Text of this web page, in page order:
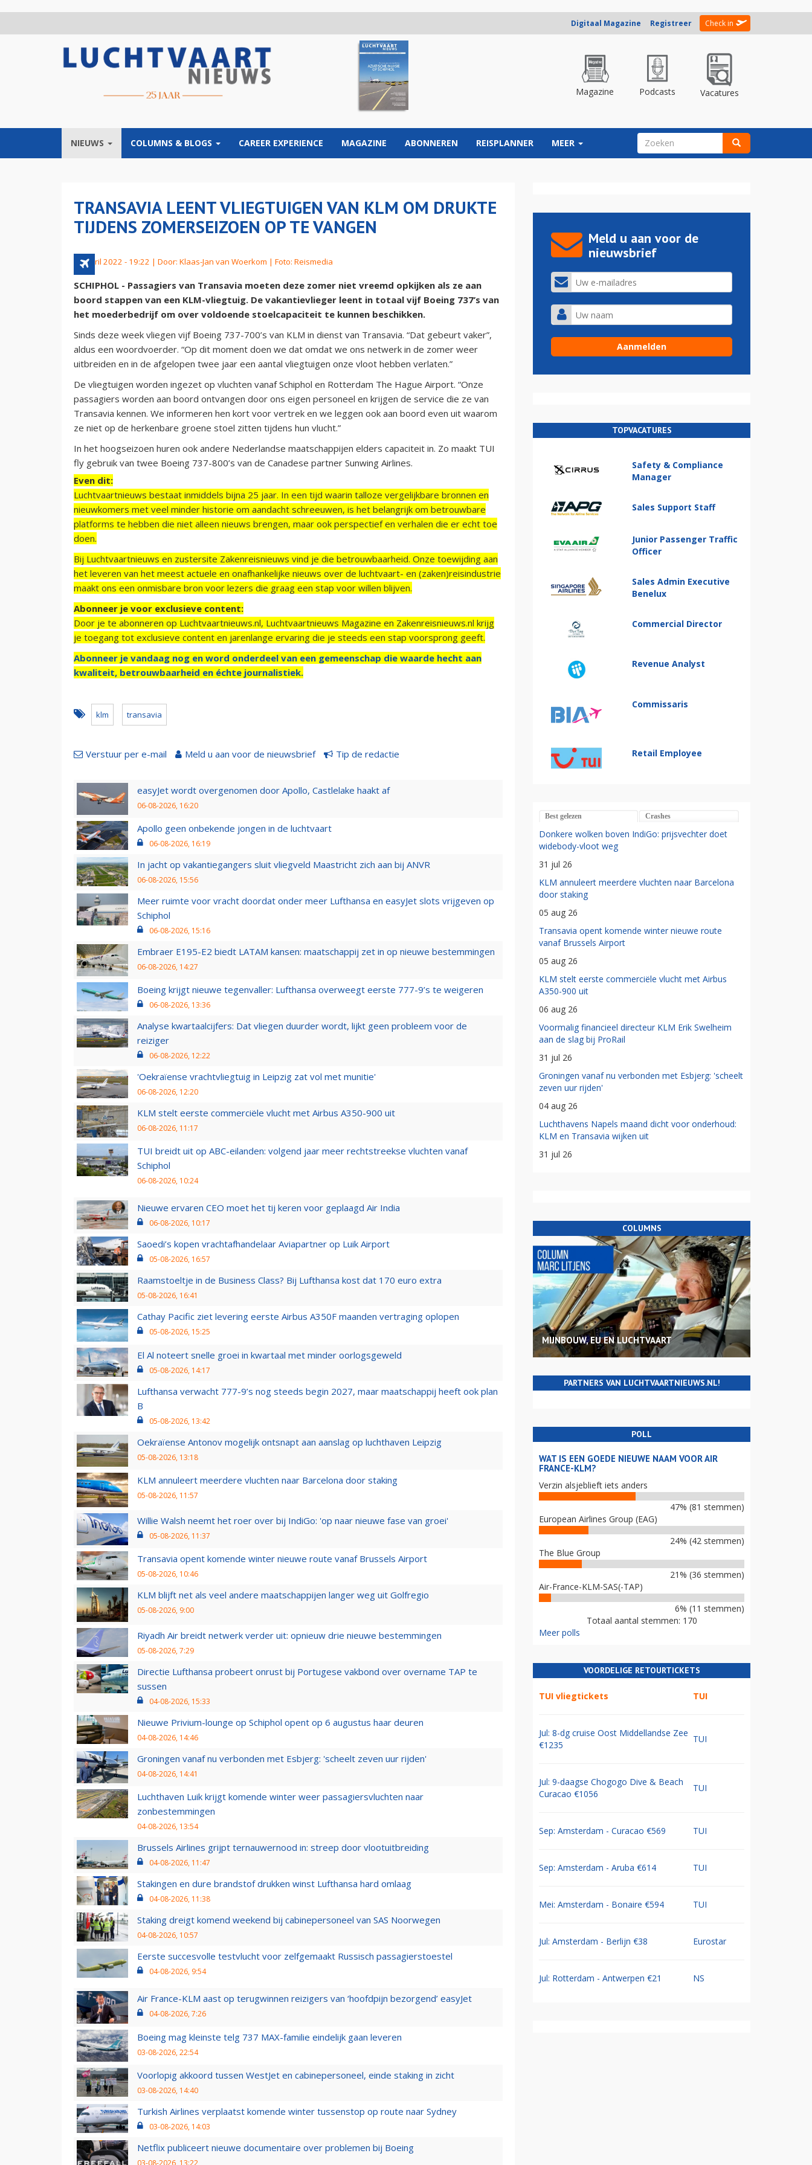
Digitaal Magazine Registreer Check in
Magazine Podcasts Vacatures
NIEUWS COLUMNS & BLOGS CAREER EXPERIENCE MAGAZINE ABONNEREN REISPLANNER MEER ZOEKVELD
TRANSAVIA LEENT VLIEGTUIGEN VAN KLM OM DRUKTE
TIJDENS ZOMERSEIZOEN OP TE VANGEN
21 april 2022 - 19:22 | Door: Klaas-Jan van Woerkom | Foto: Reismedia
SCHIPHOL - Passagiers van Transavia moeten deze zomer niet vreemd opkijken als ze aan
boord stappen van een KLM-vliegtuig. De vakantievlieger leent in totaal vijf Boeing 737’s van
het moederbedrijf om over voldoende stoelcapaciteit te kunnen beschikken.
Sinds deze week vliegen vijf Boeing 737-700’s van KLM in dienst van Transavia. “Dat gebeurt vaker”,
aldus een woordvoerder. “Op dit moment doen we dat omdat we ons netwerk in de zomer weer
uitbreiden en in de afgelopen twee jaar een aantal vliegtuigen onze vloot hebben verlaten.”
De vliegtuigen worden ingezet op vluchten vanaf Schiphol en Rotterdam The Hague Airport. “Onze
passagiers worden aan boord ontvangen door ons eigen personeel en krijgen de service die ze van
Transavia kennen. We informeren hen kort voor vertrek en we leggen ook aan boord even uit waarom
ze niet op de herkenbare groene stoel zitten tijdens hun vlucht.”
In het hoogseizoen huren ook andere Nederlandse maatschappijen elders capaciteit in. Zo maakt TUI
fly gebruik van twee Boeing 737-800’s van de Canadese partner Sunwing Airlines.
Even dit:
Luchtvaartnieuws bestaat inmiddels bijna 25 jaar. In een tijd waarin talloze vergelijkbare bronnen en
nieuwkomers met veel minder historie om aandacht schreeuwen, is het belangrijk om betrouwbare
platforms te hebben die niet alleen nieuws brengen, maar ook perspectief en verhalen die er echt toe
doen.
Bij Luchtvaartnieuws en zustersite Zakenreisnieuws vind je die betrouwbaarheid. Onze toewijding aan
het leveren van het meest actuele en onafhankelijke nieuws over de luchtvaart- en (zaken)reisindustrie
maakt ons een onmisbare bron voor lezers die graag een stap voor willen blijven.
Abonneer je voor exclusieve content:
Door je te abonneren op Luchtvaartnieuws.nl, Luchtvaartnieuws Magazine en Zakenreisnieuws.nl krijg
je toegang tot exclusieve content en jarenlange ervaring die je steeds een stap voorsprong geeft.
Abonneer je vandaag nog en word onderdeel van een gemeenschap die waarde hecht aan
kwaliteit, betrouwbaarheid en échte journalistiek.
klm transavia
Verstuur per e-mail Meld u aan voor de nieuwsbrief Tip de redactie
easyJet wordt overgenomen door Apollo, Castlelake haakt af
06-08-2026, 16:20
Apollo geen onbekende jongen in de luchtvaart
06-08-2026, 16:19
In jacht op vakantiegangers sluit vliegveld Maastricht zich aan bij ANVR
06-08-2026, 15:56
Meer ruimte voor vracht doordat onder meer Lufthansa en easyJet slots vrijgeven op
Schiphol
06-08-2026, 15:16
Embraer E195-E2 biedt LATAM kansen: maatschappij zet in op nieuwe bestemmingen
06-08-2026, 14:27
Boeing krijgt nieuwe tegenvaller: Lufthansa overweegt eerste 777-9’s te weigeren
06-08-2026, 13:36
Analyse kwartaalcijfers: Dat vliegen duurder wordt, lijkt geen probleem voor de
reiziger
06-08-2026, 12:22
'Oekraïense vrachtvliegtuig in Leipzig zat vol met munitie'
06-08-2026, 12:20
KLM stelt eerste commerciële vlucht met Airbus A350-900 uit
06-08-2026, 11:17
TUI breidt uit op ABC-eilanden: volgend jaar meer rechtstreekse vluchten vanaf
Schiphol
06-08-2026, 10:24
Nieuwe ervaren CEO moet het tij keren voor geplaagd Air India
06-08-2026, 10:17
Saoedi’s kopen vrachtafhandelaar Aviapartner op Luik Airport
05-08-2026, 16:57
Raamstoeltje in de Business Class? Bij Lufthansa kost dat 170 euro extra
05-08-2026, 16:41
Cathay Pacific ziet levering eerste Airbus A350F maanden vertraging oplopen
05-08-2026, 15:25
El Al noteert snelle groei in kwartaal met minder oorlogsgeweld
05-08-2026, 14:17
Lufthansa verwacht 777-9’s nog steeds begin 2027, maar maatschappij heeft ook plan
B
05-08-2026, 13:42
Oekraïense Antonov mogelijk ontsnapt aan aanslag op luchthaven Leipzig
05-08-2026, 13:18
KLM annuleert meerdere vluchten naar Barcelona door staking
05-08-2026, 11:57
Willie Walsh neemt het roer over bij IndiGo: 'op naar nieuwe fase van groei'
05-08-2026, 11:37
Transavia opent komende winter nieuwe route vanaf Brussels Airport
05-08-2026, 10:46
KLM blijft net als veel andere maatschappijen langer weg uit Golfregio
05-08-2026, 9:00
Riyadh Air breidt netwerk verder uit: opnieuw drie nieuwe bestemmingen
05-08-2026, 7:29
Directie Lufthansa probeert onrust bij Portugese vakbond over overname TAP te
sussen
04-08-2026, 15:33
Nieuwe Privium-lounge op Schiphol opent op 6 augustus haar deuren
04-08-2026, 14:46
Groningen vanaf nu verbonden met Esbjerg: 'scheelt zeven uur rijden'
04-08-2026, 14:41
Luchthaven Luik krijgt komende winter weer passagiersvluchten naar
zonbestemmingen
04-08-2026, 13:54
Brussels Airlines grijpt ternauwernood in: streep door vlootuitbreiding
04-08-2026, 11:47
Stakingen en dure brandstof drukken winst Lufthansa hard omlaag
04-08-2026, 11:38
Staking dreigt komend weekend bij cabinepersoneel van SAS Noorwegen
04-08-2026, 10:57
Eerste succesvolle testvlucht voor zelfgemaakt Russisch passagierstoestel
04-08-2026, 9:54
Air France-KLM aast op terugwinnen reizigers van ‘hoofdpijn bezorgend’ easyJet
04-08-2026, 7:26
Boeing mag kleinste telg 737 MAX-familie eindelijk gaan leveren
03-08-2026, 22:54
Voorlopig akkoord tussen WestJet en cabinepersoneel, einde staking in zicht
03-08-2026, 14:40
Turkish Airlines verplaatst komende winter tussenstop op route naar Sydney
03-08-2026, 14:03
Netflix publiceert nieuwe documentaire over problemen bij Boeing
Meld u aan voor de
nieuwsbrief
TOPVACATURES
Safety & Compliance
Manager
Sales Support Staff
Junior Passenger Traffic
Officer
Sales Admin Executive
Benelux
Commercial Director
Revenue Analyst
Commissaris
Retail Employee
Best gelezen Crashes
Donkere wolken boven IndiGo: prijsvechter doet
widebody-vloot weg
31 jul 26
KLM annuleert meerdere vluchten naar Barcelona
door staking
05 aug 26
Transavia opent komende winter nieuwe route
vanaf Brussels Airport
05 aug 26
KLM stelt eerste commerciële vlucht met Airbus
A350-900 uit
06 aug 26
Voormalig financieel directeur KLM Erik Swelheim
aan de slag bij ProRail
31 jul 26
Groningen vanaf nu verbonden met Esbjerg: 'scheelt
zeven uur rijden'
04 aug 26
Luchthavens Napels maand dicht voor onderhoud:
KLM en Transavia wijken uit
31 jul 26
COLUMNS
MIJNBOUW, EU EN LUCHTVAART
PARTNERS VAN LUCHTVAARTNIEUWS.NL!
POLL
WAT IS EEN GOEDE NIEUWE NAAM VOOR AIR
FRANCE-KLM?
Verzin alsjeblieft iets anders
47% (81 stemmen)
European Airlines Group (EAG)
24% (42 stemmen)
The Blue Group
21% (36 stemmen)
Air-France-KLM-SAS(-TAP)
6% (11 stemmen)
Totaal aantal stemmen: 170
Meer polls
VOORDELIGE RETOURTICKETS
TUI vliegtickets TUI
Jul: 8-dg cruise Oost Middellandse Zee
€1235
TUI
Jul: 9-daagse Chogogo Dive & Beach
Curacao €1056
TUI
Sep: Amsterdam - Curacao €569 TUI
Sep: Amsterdam - Aruba €614 TUI
Mei: Amsterdam - Bonaire €594 TUI
Jul: Amsterdam - Berlijn €38 Eurostar
Jul: Rotterdam - Antwerpen €21 NS